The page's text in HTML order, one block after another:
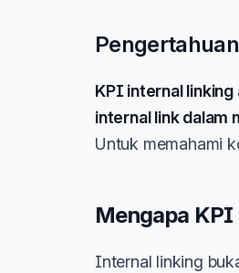
KPI internal
internal link dalam
Untuk memahami
Mengapa
Internal linking